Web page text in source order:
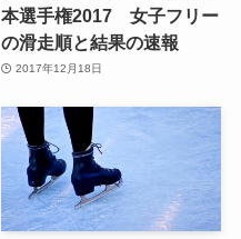
本選手権2017 女子フリー
の滑走順と結果の速報
2017年12月18日